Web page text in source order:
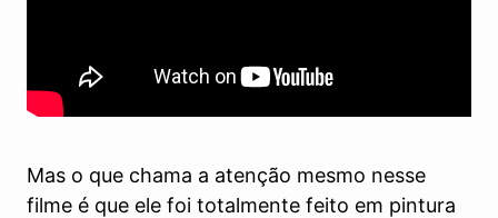
Mas o que chama a atenção mesmo nesse
filme é que ele foi totalmente feito em pintura